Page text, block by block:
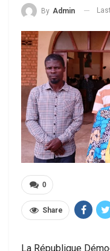
By Admin
0
Share
La République